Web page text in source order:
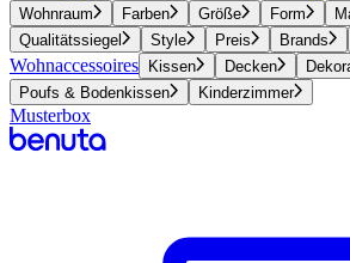
Wohnraum Farben Größe Form
Qualitätssiegel
Style Preis Brands
Wohnaccessoires Kissen Decken
Poufs & Bodenkissen
Kinderzimmer
Musterbox